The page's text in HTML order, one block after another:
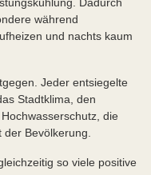
Dadurch
während
und nachts kaum
Jeder entsiegelte
Stadtklima, den
die
der Bevölkerung.
so viele positive